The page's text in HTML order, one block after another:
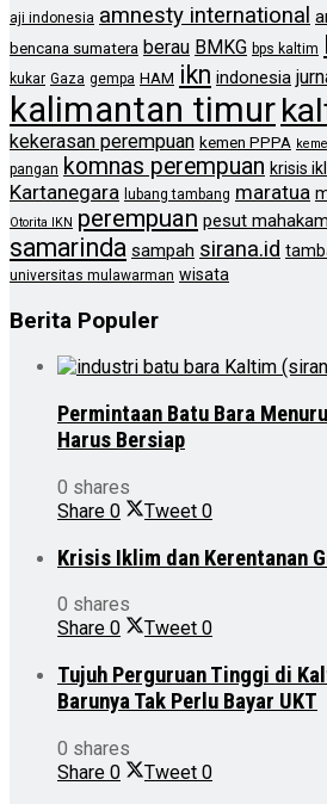
aji indonesia amnesty international
bencana sumatera berau BMKG bps kaltim
kukar Gaza gempa HAM ikn indonesia
kalimantan timur
kekerasan perempuan kemen PPPA
pangan komnas perempuan krisis
Kartanegara lubang tambang maratua
Otorita IKN perempuan pesut mahakam
samarinda sampah sirana.id
universitas mulawarman wisata
Berita Populer
Permintaan Batu Bara
Harus Bersiap
0 shares
Share 0 Tweet 0
Krisis Iklim dan Kerentanan
0 shares
Share 0 Tweet 0
Tujuh Perguruan Tinggi di
Barunya Tak Perlu Bayar UKT
0 shares
Share 0 Tweet 0